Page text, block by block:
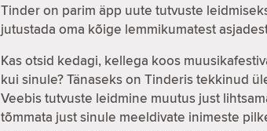
Tinder on parim äpp uute tutvuste
jutustada oma kõige lemmikumatest
Kas otsid kedagi, kellega koos
kui sinule? Tänaseks on Tinderis tekkinud
Veebis tutvuste leidmine muutus just
tõmmata just sinule meeldivate inimeste